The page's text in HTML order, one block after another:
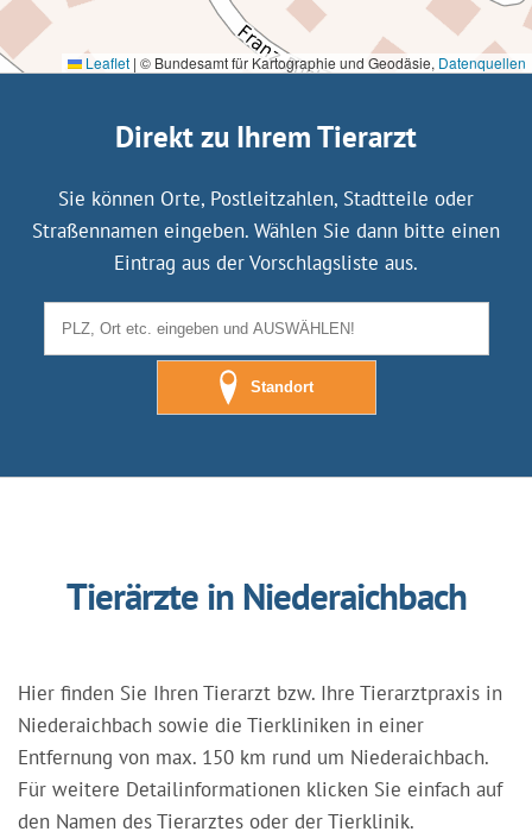
Leaflet | © Bundesamt für Kartographie und Geodäsie, Datenquellen
Direkt zu Ihrem Tierarzt
Sie können Orte, Postleitzahlen, Stadtteile oder
Straßennamen eingeben. Wählen Sie dann bitte einen
Eintrag aus der Vorschlagsliste aus.
Standort
Tierärzte in Niederaichbach
Hier finden Sie Ihren Tierarzt bzw. Ihre Tierarztpraxis in
Niederaichbach sowie die Tierkliniken in einer
Entfernung von max. 150 km rund um Niederaichbach.
Für weitere Detailinformationen klicken Sie einfach auf
den Namen des Tierarztes oder der Tierklinik.